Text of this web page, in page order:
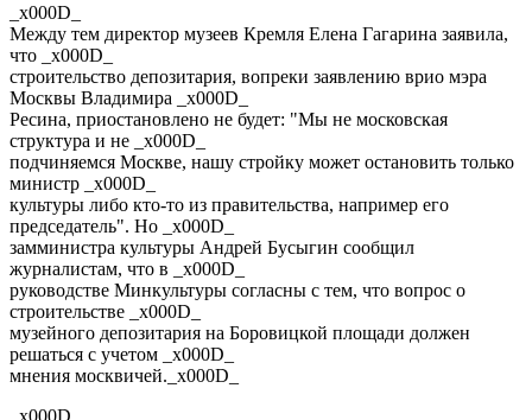
_x000D_
Между тем директор музеев Кремля Елена Гагарина заявила,
что _x000D_
строительство депозитария, вопреки заявлению врио мэра
Москвы Владимира _x000D_
Ресина, приостановлено не будет: "Мы не московская
структура и не _x000D_
подчиняемся Москве, нашу стройку может остановить только
министр _x000D_
культуры либо кто-то из правительства, например его
председатель". Но _x000D_
замминистра культуры Андрей Бусыгин сообщил
журналистам, что в _x000D_
руководстве Минкультуры согласны с тем, что вопрос о
строительстве _x000D_
музейного депозитария на Боровицкой площади должен
решаться с учетом _x000D_
мнения москвичей._x000D_
_x000D_